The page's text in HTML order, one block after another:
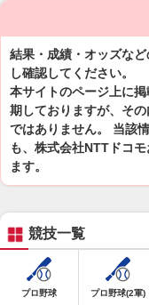
結果・成績・オッズな
し確認してください。
本サイトのページ上に
期しておりますが、そ
ではありません。 当該
も、株式会社NTTドコ
ます。
競技一覧
プロ野球 プロ野球(2軍)